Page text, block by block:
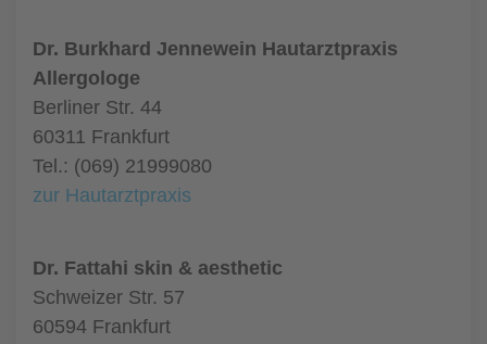
Dr. Burkhard Jennewein Hautarztpraxis
Allergologe
Berliner Str. 44
60311 Frankfurt
Tel.: (069) 21999080
zur Hautarztpraxis
Dr. Fattahi skin & aesthetic
Schweizer Str. 57
60594 Frankfurt